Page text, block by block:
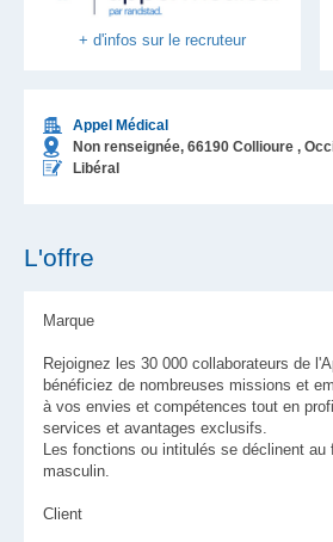
+ d'infos sur le recruteur
Appel Médical
Non renseignée, 66190 Collioure ,
Libéral
L'offre
Marque
Rejoignez les 30 000 collaborateurs de
bénéficiez de nombreuses missions et
à vos envies et compétences tout en
services et avantages exclusifs.
Les fonctions ou intitulés se déclinent au
masculin.
Client